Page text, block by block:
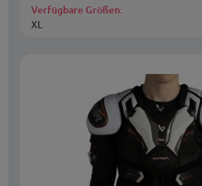
Verfügbare Größen:
XL